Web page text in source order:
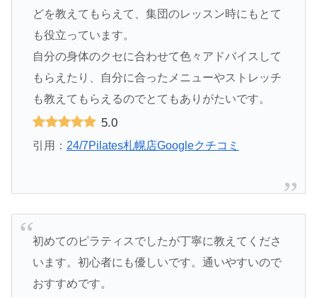
どを教えてもらえて、集団のレッスン時にもとて
も役立っています。
自分の身体のクセに合わせて色々アドバイスして
もらえたり、自分に合ったメニューやストレッチ
も教えてもらえるのでとてもありがたいです。
5.0
引用： 24/7Pilates札幌店Googleクチコミ
初めてのピラティスでしたが丁寧に教えてくださ
います。初心者にも優しいです。通いやすいので
おすすめです。